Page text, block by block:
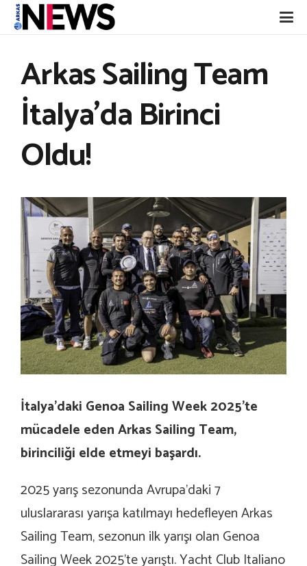
Arkas Sailing Team
İtalya’da Birinci
Oldu!
İtalya’daki Genoa Sailing Week 2025’te
mücadele edenArkas Sailing Team,
birinciliği elde etmeyi başardı.
2025 yarış sezonunda Avrupa’daki 7
uluslararası yarışa katılmayı hedefleyenArkas
SailingTeam, sezonun ilk yarışı olan Genoa
Sailing Week 2025’te yarıştı. Yacht Club Italiano